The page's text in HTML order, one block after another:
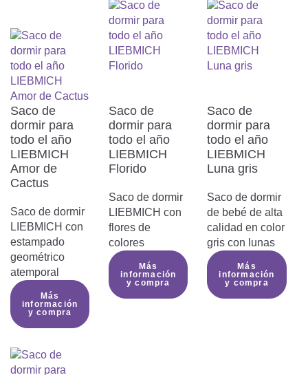
Saco de
dormir para
todo el año
LIEBMICH
Amor de
Cactus
Saco de dormir
LIEBMICH con
estampado
geométrico
atemporal
Más
información
y compra
Saco de
dormir para
todo el año
LIEBMICH
Florido
Saco de dormir
LIEBMICH con
flores de
colores
Más
información
y compra
Saco de
dormir para
todo el año
LIEBMICH
Luna gris
Saco de dormir
de bebé de alta
calidad en color
gris con lunas
Más
información
y compra